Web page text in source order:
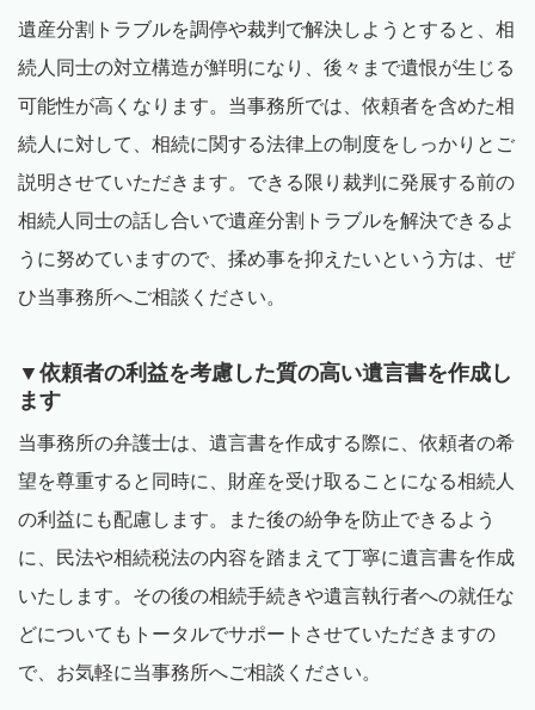
遺産分割トラブルを調停や裁判で解決しようとすると、相
続人同士の対立構造が鮮明になり、後々まで遺恨が生じる
可能性が高くなります。当事務所では、依頼者を含めた相
続人に対して、相続に関する法律上の制度をしっかりとご
説明させていただきます。できる限り裁判に発展する前の
相続人同士の話し合いで遺産分割トラブルを解決できるよ
うに努めていますので、揉め事を抑えたいという方は、ぜ
ひ当事務所へご相談ください。
▼依頼者の利益を考慮した質の高い遺言書を作成し
ます
当事務所の弁護士は、遺言書を作成する際に、依頼者の希
望を尊重すると同時に、財産を受け取ることになる相続人
の利益にも配慮します。また後の紛争を防止できるよう
に、民法や相続税法の内容を踏まえて丁寧に遺言書を作成
いたします。その後の相続手続きや遺言執行者への就任な
どについてもトータルでサポートさせていただきますの
で、お気軽に当事務所へご相談ください。